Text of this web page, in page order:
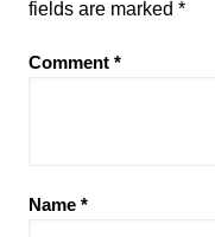
fields are marked *
Comment *
Name *